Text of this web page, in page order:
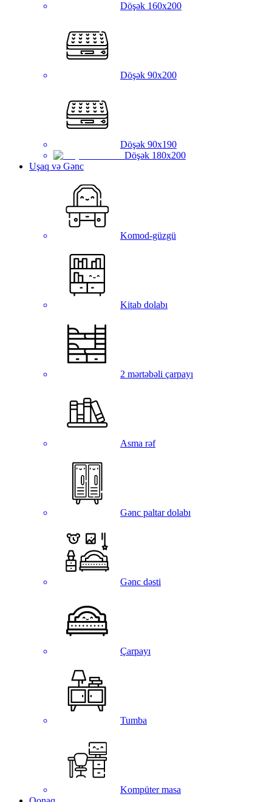
Döşək 160x200
Döşək 90x200
Döşək 90x190
Döşək 180x200
Uşaq və Gənc
Komod-güzgü
Kitab dolabı
2 mərtəbəli çarpayı
Asma rəf
Gənc paltar dolabı
Gənc dəsti
Çarpayı
Tumba
Kompüter masa